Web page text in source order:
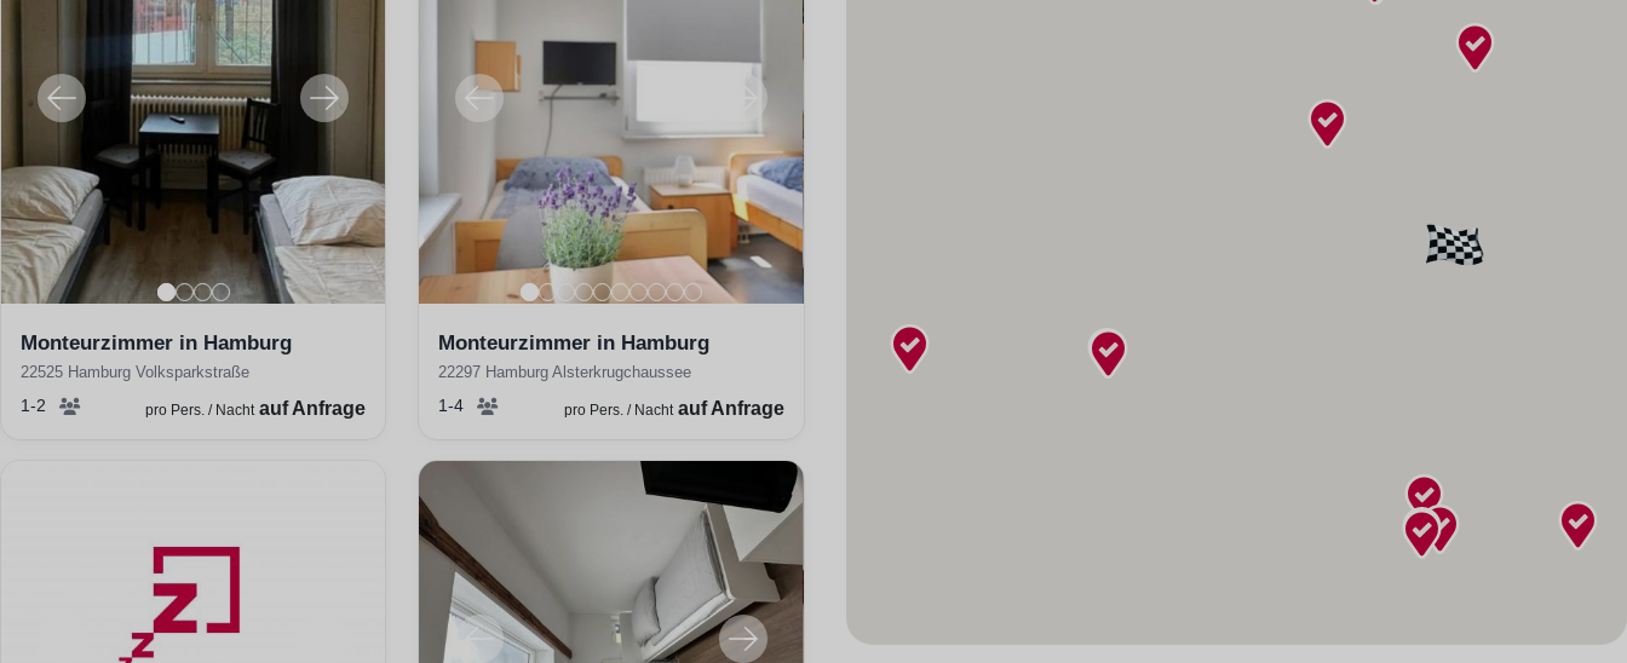
Monteurzimmer in Hamburg
22525 Hamburg Volksparkstraße
1-2 pro Pers. / Nacht auf Anfrage
Monteurzimmer in Hamburg
22297 Hamburg Alsterkrugchaussee
1-4 pro Pers. / Nacht auf Anfrage